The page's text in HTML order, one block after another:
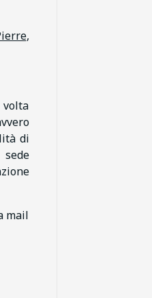
,
volta
di
mail